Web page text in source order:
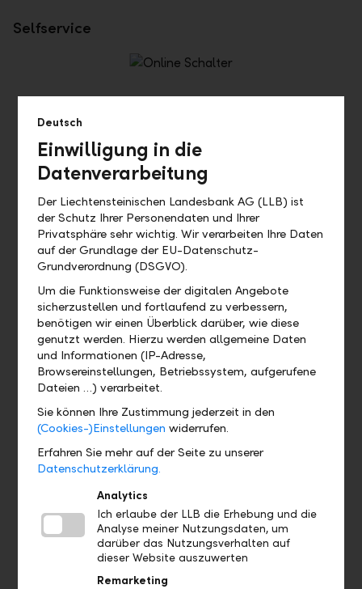
Selfservice
Online Schalter
Sie möchten ein Konto eröffnen, Börsengeschäfte tätigen,
Ihre Karten verwalten oder einfach nur Ihre Adressangaben
direkt im Online-Schalter.
Zum Online Schalter
Downloadcenter
Sie suchen eine Broschüre zu einem bestimmten Produkt,
möchten Anlageinformationen erhalten oder sind an
Deutsch
Einwilligung in die
Datenverarbeitung
Der Liechtensteinischen Landesbank AG (LLB) ist
der Schutz Ihrer Personendaten und Ihrer
Privatsphäre sehr wichtig. Wir verarbeiten Ihre Daten
auf der Grundlage der EU-Datenschutz-
Grundverordnung (DSGVO).
Um die Funktionsweise der digitalen Angebote
sicherzustellen und fortlaufend zu verbessern,
benötigen wir einen Überblick darüber, wie diese
genutzt werden. Hierzu werden allgemeine Daten
und Informationen (IP-Adresse,
Browsereinstellungen, Betriebssystem, aufgerufene
Dateien …) verarbeitet.
Sie können Ihre Zustimmung jederzeit in den
(Cookies-)Einstellungen widerrufen.
Erfahren Sie mehr auf der Seite zu unserer
Datenschutzerklärung.
Analytics
Ich erlaube der LLB die Erhebung und die
Analyse meiner Nutzungsdaten, um
darüber das Nutzungsverhalten auf
dieser Website auszuwerten
Remarketing